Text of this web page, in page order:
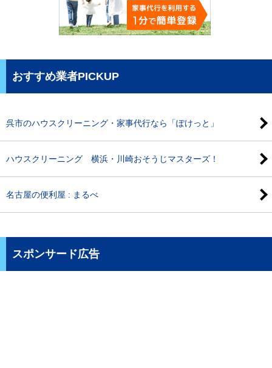
おすすめ業者PICKUP
呉市のハウスクリーニング・家事代行なら「ぽけっと」
ハウスクリーニング 横浜・川崎おそうじマスターズ！
名古屋の便利屋 : まるべ
スポンサード広告